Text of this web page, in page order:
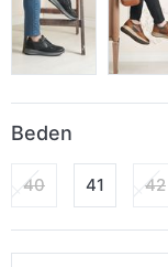
Beden
40 41 42